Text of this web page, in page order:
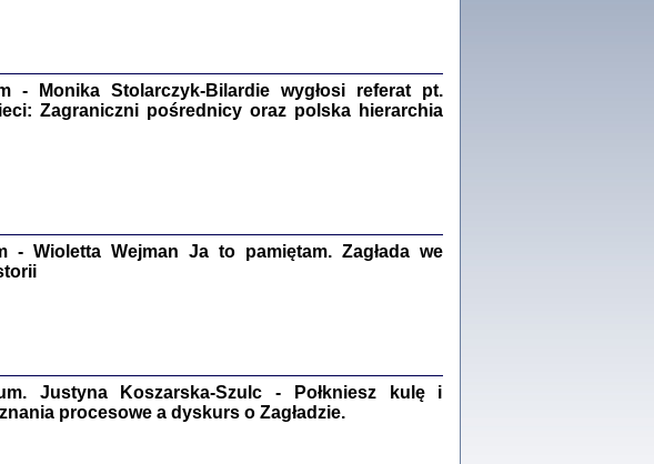
oprac. Aleksandra Bańkowska
Warszawa 2022
oprac. Aleksandra Bańkowska, wstęp Jacek Leociak
Warszawa 2021
- Monika Stolarczyk-Bilardie wygłosi referat pt.
Zagraniczni pośrednicy oraz polska hierarchia
- Wioletta Wejman Ja to pamiętam. Zagłada we
Justyna Koszarska-Szulc - Połkniesz kulę i
procesowe a dyskurs o Zagładzie.